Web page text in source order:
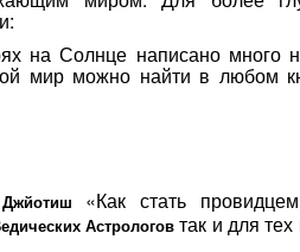
на Солнце написано много
мир можно найти в любом
«Как стать
Астрологовтак и для тех